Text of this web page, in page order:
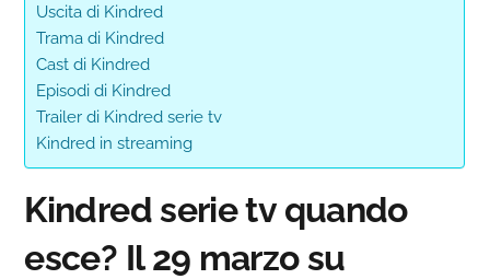
Uscita di Kindred
Trama di Kindred
Cast di Kindred
Episodi di Kindred
Trailer di Kindred serie tv
Kindred in streaming
Kindred serie tv quando
esce? Il 29 marzo su